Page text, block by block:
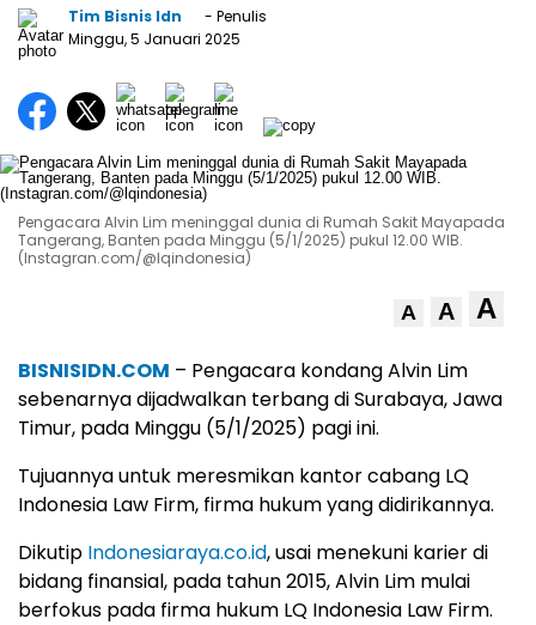
Tim Bisnis Idn
- Penulis
Minggu, 5 Januari 2025
Pengacara Alvin Lim meninggal dunia di Rumah Sakit Mayapada
Tangerang, Banten pada Minggu (5/1/2025) pukul 12.00 WIB.
(Instagran.com/@lqindonesia)
A A A
BISNISIDN.COM – Pengacara kondang Alvin Lim
sebenarnya dijadwalkan terbang di Surabaya, Jawa
Timur, pada Minggu (5/1/2025) pagi ini.
Tujuannya untuk meresmikan kantor cabang LQ
Indonesia Law Firm, firma hukum yang didirikannya.
Dikutip Indonesiaraya.co.id, usai menekuni karier di
bidang finansial, pada tahun 2015, Alvin Lim mulai
berfokus pada firma hukum LQ Indonesia Law Firm.